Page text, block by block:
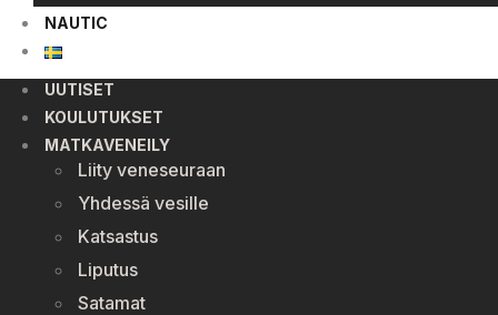
NAUTIC
UUTISET
KOULUTUKSET
MATKAVENEILY
Liity veneseuraan
Yhdessä vesille
Katsastus
Liputus
Satamat